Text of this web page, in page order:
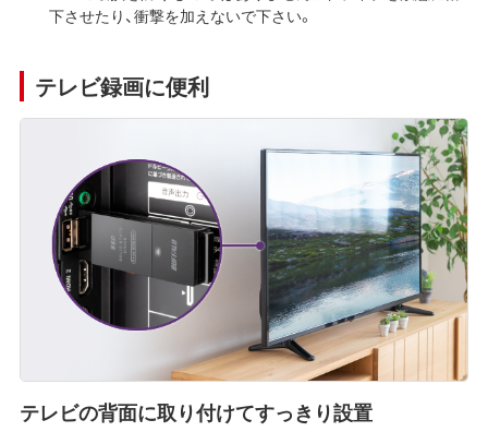
下させたり、衝撃を加えないで下さい。
テレビ録画に便利
テレビの背面に取り付けてすっきり設置